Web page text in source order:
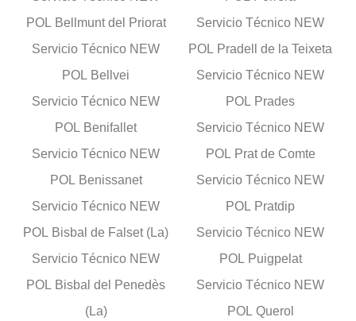
POL Bellmunt del Priorat
Servicio Técnico NEW
POL Bellvei
Servicio Técnico NEW
POL Benifallet
Servicio Técnico NEW
POL Benissanet
Servicio Técnico NEW
POL Bisbal de Falset (La)
Servicio Técnico NEW
POL Bisbal del Penedès
(La)
Servicio Técnico NEW
POL Pradell de la Teixeta
Servicio Técnico NEW
POL Prades
Servicio Técnico NEW
POL Prat de Comte
Servicio Técnico NEW
POL Pratdip
Servicio Técnico NEW
POL Puigpelat
Servicio Técnico NEW
POL Querol